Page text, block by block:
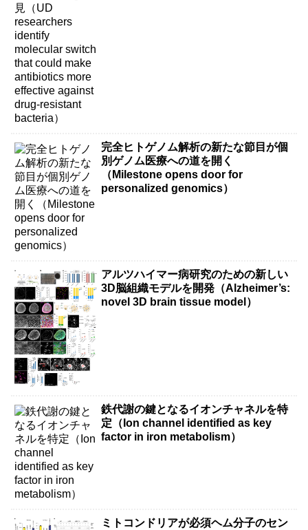
完全ヒトゲノム解析の新たな節目が個
別ゲノム医療への道を開く
（Milestone opens door for
personalized genomics）
アルツハイマー病研究のための新しい
3D脳組織モデルを開発（Alzheimer’s:
novel 3D brain tissue model）
鉄代謝の鍵となるイオンチャネルを特
定（Ion channel identified as key
factor in iron metabolism）
ミトコンドリアが必須ヘム分子のセン